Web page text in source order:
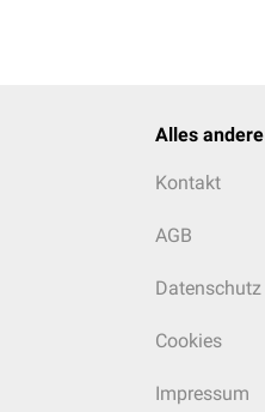
Alles andere
Kontakt
AGB
Datenschutz
Cookies
Impressum